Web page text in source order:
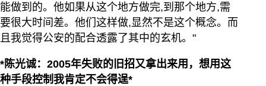
能做到的。他如果从这个地方做完,到那个地方,需
要很大时间差。他们这样做,显然不是这个概念。而
且我觉得公安的配合透露了其中的玄机。"
*陈光诚：2005年失败的旧招又拿出来用，想用这
种手段控制我肯定不会得逞*